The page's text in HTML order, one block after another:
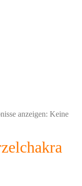
anzeigen: Keine